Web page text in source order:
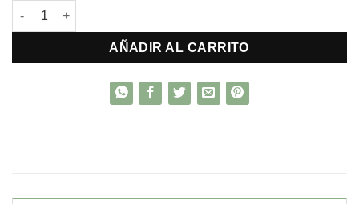
Llavero p/compartir Acero quirúrgico cantidad
AÑADIR AL CARRITO